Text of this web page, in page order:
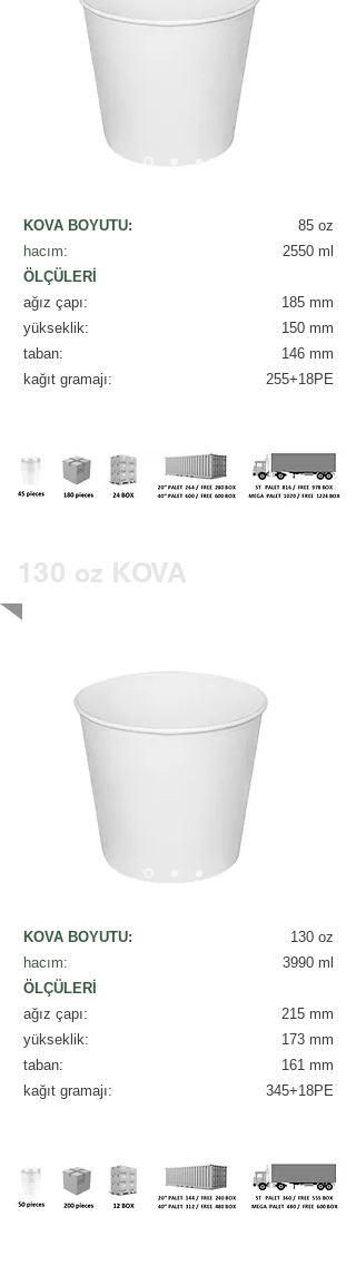
KOVA BOYUTU:
hacım:
ÖLÇÜLERİ
ağız çapı:
yükseklik:
taban:
kağıt gramajı:
85 oz
2550 ml​
185 mm
150 mm
146 mm
255+18PE
130 oz KOVA
KOVA BOYUTU:
hacım:
ÖLÇÜLERİ
ağız çapı:
yükseklik:
taban:
kağıt gramajı:
130 oz
3990 ml​
215 mm
173 mm
161 mm
345+18PE